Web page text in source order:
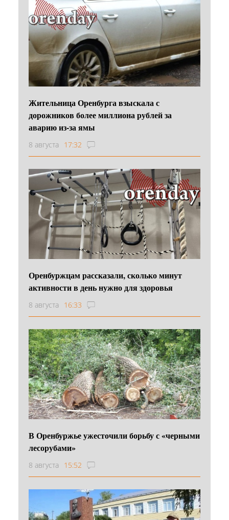
Жительница Оренбурга взыскала с
дорожников более миллиона рублей за
аварию из-за ямы
8 августа 17:32
Оренбуржцам рассказали, сколько минут
активности в день нужно для здоровья
8 августа 16:33
В Оренбуржье ужесточили борьбу с «черными
лесорубами»
8 августа 15:52